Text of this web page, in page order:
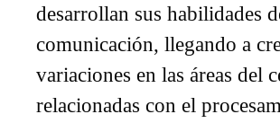
desarrollan sus habilidades
comunicación, llegando a
variaciones en las áreas del
relacionadas con el